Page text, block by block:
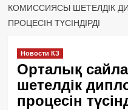
КОМИССИЯСЫ ШЕТЕЛДІК
ПРОЦЕСІН ТҮСІНДІРДІ
Новости КЗ
Орталық
шетелдік
процесін